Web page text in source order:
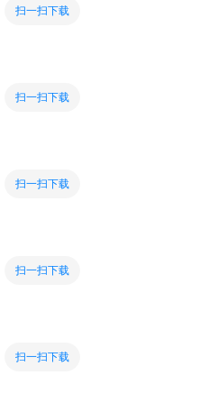
扫一扫下载
扫一扫下载
扫一扫下载
扫一扫下载
扫一扫下载